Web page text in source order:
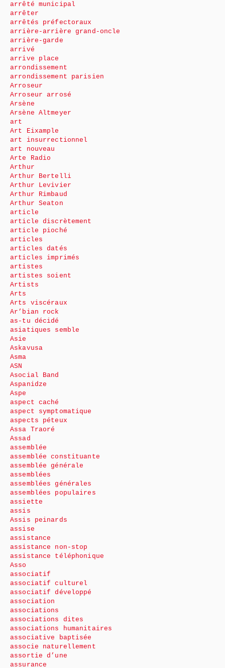
arrêté municipal
arrêter
arrêtés préfectoraux
arrière-arrière grand-oncle
arrière-garde
arrivé
arrive place
arrondissement
arrondissement parisien
Arroseur
Arroseur arrosé
Arsène
Arsène Altmeyer
art
Art Eixample
art insurrectionnel
art nouveau
Arte Radio
Arthur
Arthur Bertelli
Arthur Levivier
Arthur Rimbaud
Arthur Seaton
article
article discrètement
article pioché
articles
articles datés
articles imprimés
artistes
artistes soient
Artists
Arts
Arts viscéraux
Ar’bian rock
as-tu décidé
asiatiques semble
Asie
Askavusa
Asma
ASN
Asocial Band
Aspanidze
Aspe
aspect caché
aspect symptomatique
aspects péteux
Assa Traoré
Assad
assemblée
assemblée constituante
assemblée générale
assemblées
assemblées générales
assemblées populaires
assiette
assis
Assis peinards
assise
assistance
assistance non-stop
assistance téléphonique
Asso
associatif
associatif culturel
associatif développé
association
associations
associations dites
associations humanitaires
associative baptisée
associe naturellement
assortie d’une
assurance